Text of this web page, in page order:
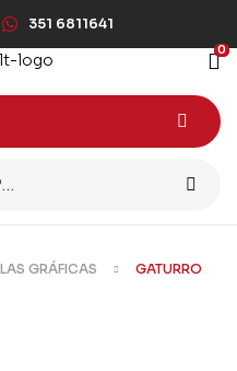
351 6811641
0
GRÁFICAS
GATURRO